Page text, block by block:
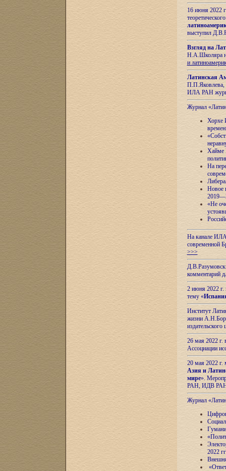
16 июня 2022
выступил
Взгляд на
Н.А.Школяра
и
Латинская
П.П.Яковлева,
ИЛА РАН
Журнал
Хорхе
Хайме
На
Новое
«Не
На канале ИЛА
современной
>>>
комментарий
2 июня 2022 г.
тему «
Институт
жизни
26 мая 2022
Ассоциации
20 мая 2022
Азия и
мире».
РАН, ИДВ
Журнал
2022